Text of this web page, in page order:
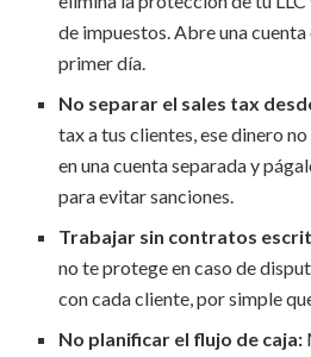
de impuestos. Abre una
primer día.
No separar el sales tax
tax a tus clientes, ese dinero
en una cuenta separada y
para evitar sanciones.
Trabajar sin contratos
no te protege en caso de
con cada cliente, por simple
No planificar el flujo de caja: